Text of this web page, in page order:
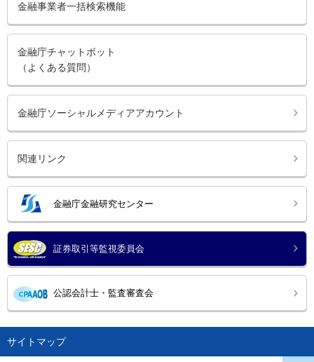
金融事業者一括検索機能
金融庁チャットボット
（よくある質問）
金融庁ソーシャルメディアアカウント
関連リンク
金融庁金融研究センター
証券取引等監視委員会
公認会計士・監査審査会
サイトマップ